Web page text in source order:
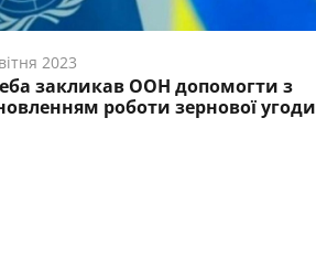
2023
закликав ООН допомогти з
роботи зернової угоди